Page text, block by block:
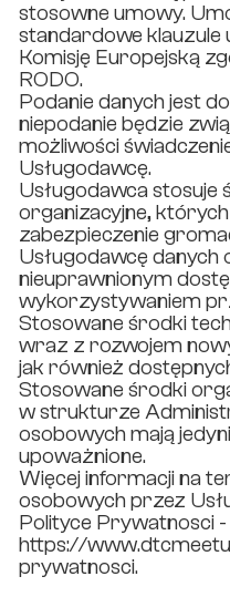
stosowne umowy.
standardowe
Komisję Europejską
RODO.
Podanie danych jest
niepodanie będzie
możliwości
Usługodawcę.
Usługodawca stosuje
organizacyjne,
zabezpieczenie
Usługodawcę
nieuprawnionym
wykorzystywaniem
Stosowane środki
wraz z rozwojem
jak również
Stosowane środki
w strukturze
osobowych mają
upoważnione.
Więcej informacji na
osobowych przez
Polityce Prywatnosci -
https://
prywatnosci.